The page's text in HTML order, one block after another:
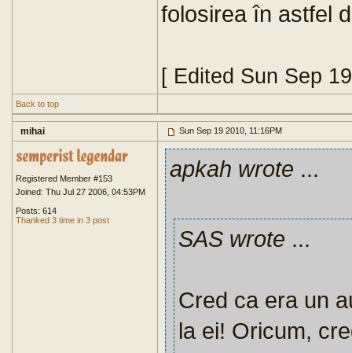
folosirea în astfel
[ Edited Sun Sep
Back to top
mihai Sun Sep 19 2010, 11:16PM
Registered Member #153
Joined: Thu Jul 27 2006, 04:53PM
Posts: 614
Thanked 3 time in 3 post
apkah wrote ...
SAS wrote ...
Cred ca era un
la ei! Oricum,